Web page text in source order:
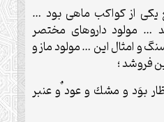
يكى از كواكب ماهى بود …
… مولود داروهاى مختصر
و امثال اين … مولود ماز و
فروشد ؛
بوَد و مشك و عود ٌو عنبر